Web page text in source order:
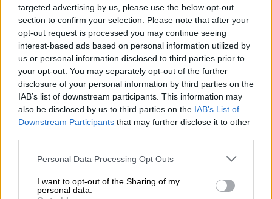
targeted advertising by us, please use the below opt-out
section to confirm your selection. Please note that after your
opt-out request is processed you may continue seeing
interest-based ads based on personal information utilized by
us or personal information disclosed to third parties prior to
your opt-out. You may separately opt-out of the further
disclosure of your personal information by third parties on the
IAB’s list of downstream participants. This information may
also be disclosed by us to third parties on the IAB’s List of
Downstream Participants that may further disclose it to other
Please note that this website/app uses one or more Google
not limited to your visit or usage behaviour. You may click to
grant or deny consent to Google and its third-party tags to
Personal Data Processing Opt Outs
I want to opt-out of the Sharing of my
personal data.
Μιας νέας κυβέρνηση που θα εγγυάται τα
δημοκρατικά δικαιώματα, την εφαρμογή των
κανόνων, το σεβασμό του κράτους δικαίου,
την εμπιστοσύνη όλων απέναντι στους
θεσμούς».
Έκλεισε την ομιλία του τονίζοντας: